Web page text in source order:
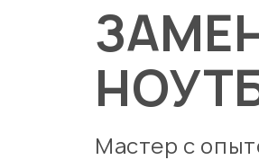
Мастер с